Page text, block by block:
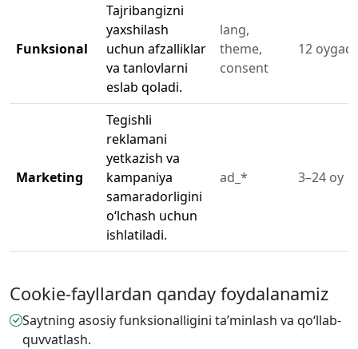
Funksional
Tajribangizni
yaxshilash
uchun afzalliklar
va tanlovlarni
eslab qoladi.
lang,
theme,
consent
12
Marketing
Tegishli
reklamani
yetkazish va
kampaniya
samaradorligini
oʻlchash uchun
ishlatiladi.
ad_* 3–24 oy
Cookie-fayllardan qanday foydalanamiz
Saytning asosiy funksionalligini taʼminlash va qoʻllab-
quvvatlash.